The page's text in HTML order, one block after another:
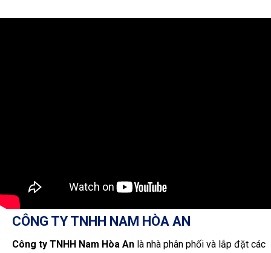
CÔNG TY TNHH NAM HÒA AN
Công ty TNHH Nam Hòa An là nhà phân phối và lắp đặt các